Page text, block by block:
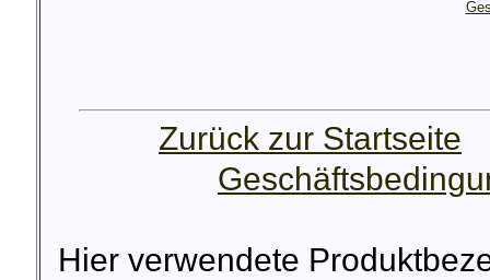
Zurück zur Startseite
Hier verwendete